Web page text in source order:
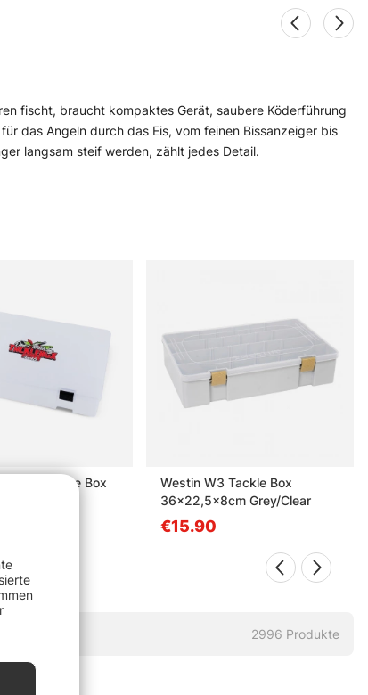
fischt, braucht kompaktes Gerät, saubere Köderführung
das Angeln durch das Eis, vom feinen Bissanzeiger bis
langsam steif werden, zählt jedes Detail.
als großes Theater. Auch wer noch nicht lange auf dem
aus einer kalten Angelegenheit ein sehr präziser
Deep Lure Box
Westin W3 Tackle Box
36x22,5x8cm Grey/Clear
€15.90
2996 Produkte